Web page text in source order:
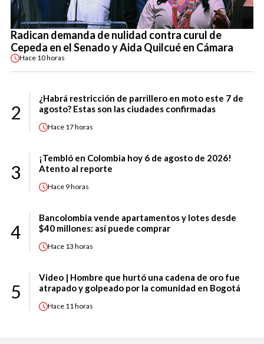
Radican demanda de nulidad contra curul de
Cepeda en el Senado y Aida Quilcué en Cámara
Hace 10 horas
2
¿Habrá restricción de parrillero en moto este 7 de
agosto? Estas son las ciudades confirmadas
Hace 17 horas
3
¡Tembló en Colombia hoy 6 de agosto de 2026!
Atento al reporte
Hace 9 horas
4
Bancolombia vende apartamentos y lotes desde
$40 millones: así puede comprar
Hace 13 horas
5
Video | Hombre que hurtó una cadena de oro fue
atrapado y golpeado por la comunidad en Bogotá
Hace 11 horas